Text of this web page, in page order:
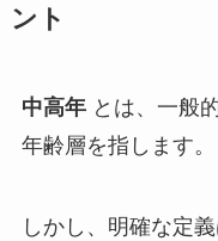
ント
中高年とは、一般
年齢層を指します。
しかし、明確な定